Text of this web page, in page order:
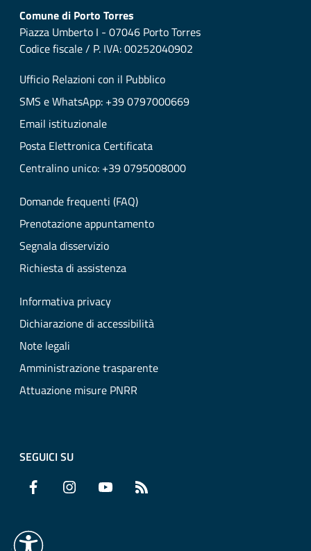
Comune di Porto Torres
Piazza Umberto I - 07046 Porto Torres
Codice fiscale / P. IVA: 00252040902
Ufficio Relazioni con il Pubblico
SMS e WhatsApp: +39 0797000669
Email istituzionale
Posta Elettronica Certificata
Centralino unico: +39 0795008000
Domande frequenti (FAQ)
Prenotazione appuntamento
Segnala disservizio
Richiesta di assistenza
Informativa privacy
Dichiarazione di accessibilità
Note legali
Amministrazione trasparente
Attuazione misure PNRR
SEGUICI SU
Facebook Instagram YouTube